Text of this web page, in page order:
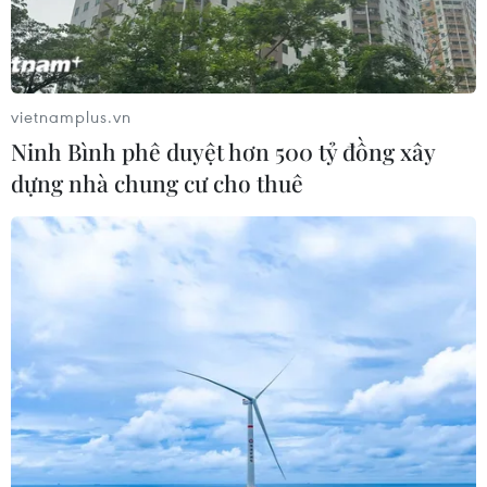
Khởi tố đối tượng giả danh Công an,
lừa đảo "chạy án" tại Đắk Lắk
06/08/2026 15:07
Cảnh sát khám xét nơi ở của Huấn
"Hoa Hồng"
06/08/2026 15:04
Vụ chuyên Tuyên Quang: Thu hồi,
hủy bỏ giấy chứng nhận kết quả thi
đã cấp
06/08/2026 13:55
vietnamplus.vn
Ninh Bình phê duyệt hơn 500 tỷ đồng xây
dựng nhà chung cư cho thuê